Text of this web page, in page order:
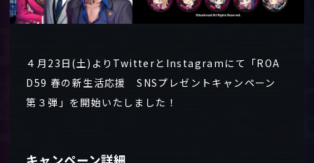
４月23日(土)よりTwitterとInstagramにて「ROA
D59 春の新生活応援 SNSプレゼントキャンペーン
第３弾」を開始いたしました！